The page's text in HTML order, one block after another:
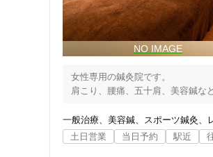
女性専用の鍼灸院です。
肩こり、腰痛、五十肩、美容鍼な
一般治療 美容鍼 スポーツ鍼灸
土日営業
当日予約 駅近